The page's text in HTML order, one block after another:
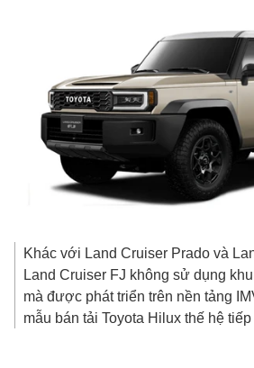
Khác với Land Cruiser Prado và
Land Cruiser FJ không sử dụng
mà được phát triển trên nền tảng
mẫu bán tải Toyota Hilux thế hệ tiếp